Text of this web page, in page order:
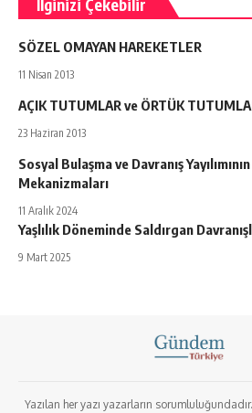
İlginizi Çekebilir
SÖZEL OMAYAN HAREKETLER
11 Nisan 2013
AÇIK TUTUMLAR ve ÖRTÜK
23 Haziran 2013
Sosyal Bulaşma ve Davranış Yayılımının
Mekanizmaları
11 Aralık 2024
Yaşlılık Döneminde Saldırgan
9 Mart 2025
Yazılan her yazı yazarların